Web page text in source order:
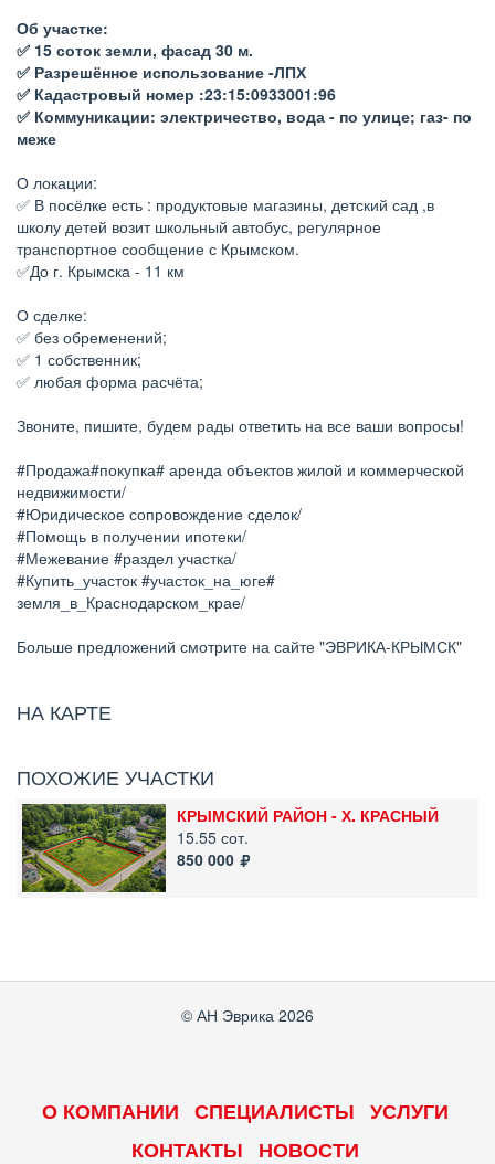
Об участке:
✅ 15 соток земли, фасад 30 м.
✅ Разрешённое использование -ЛПХ
✅ Кадастровый номер :23:15:0933001:96
✅ Коммуникации: электричество, вода - по улице; газ- по
меже
О локации:
✅ В посёлке есть : продуктовые магазины, детский сад ,в
школу детей возит школьный автобус, регулярное
транспортное сообщение с Крымском.
✅До г. Крымска - 11 км
О сделке:
✅ без обременений;
✅ 1 собственник;
✅ любая форма расчёта;
Звоните, пишите, будем рады ответить на все ваши вопросы!
#Продажа#покупка# аренда объектов жилой и коммерческой
недвижимости/
#Юридическое сопровождение сделок/
#Помощь в получении ипотеки/
#Межевание #раздел участка/
#Купить_участок #участок_на_юге#
земля_в_Краснодарском_крае/
Больше предложений смотрите на сайте "ЭВРИКА-КРЫМСК"
НА КАРТЕ
ПОХОЖИЕ УЧАСТКИ
КРЫМСКИЙ РАЙОН - Х. КРАСНЫЙ
15.55 сот.
850 000
© АН Эврика 2026
О КОМПАНИИ СПЕЦИАЛИСТЫ УСЛУГИ
КОНТАКТЫ
НОВОСТИ